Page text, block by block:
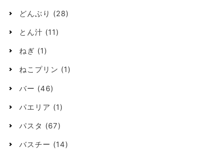
どんぶり (28)
とん汁 (11)
ねぎ (1)
ねこプリン (1)
バー (46)
パエリア (1)
パスタ (67)
バスチー (14)